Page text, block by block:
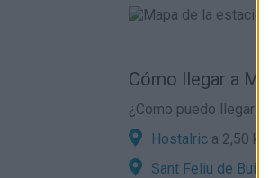
Cómo llegar a
¿Como puedo llegar
Hostalric a 2,50
Sant Feliu de